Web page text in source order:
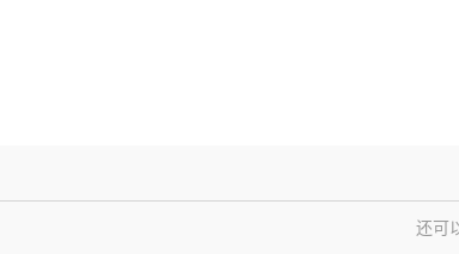
还可